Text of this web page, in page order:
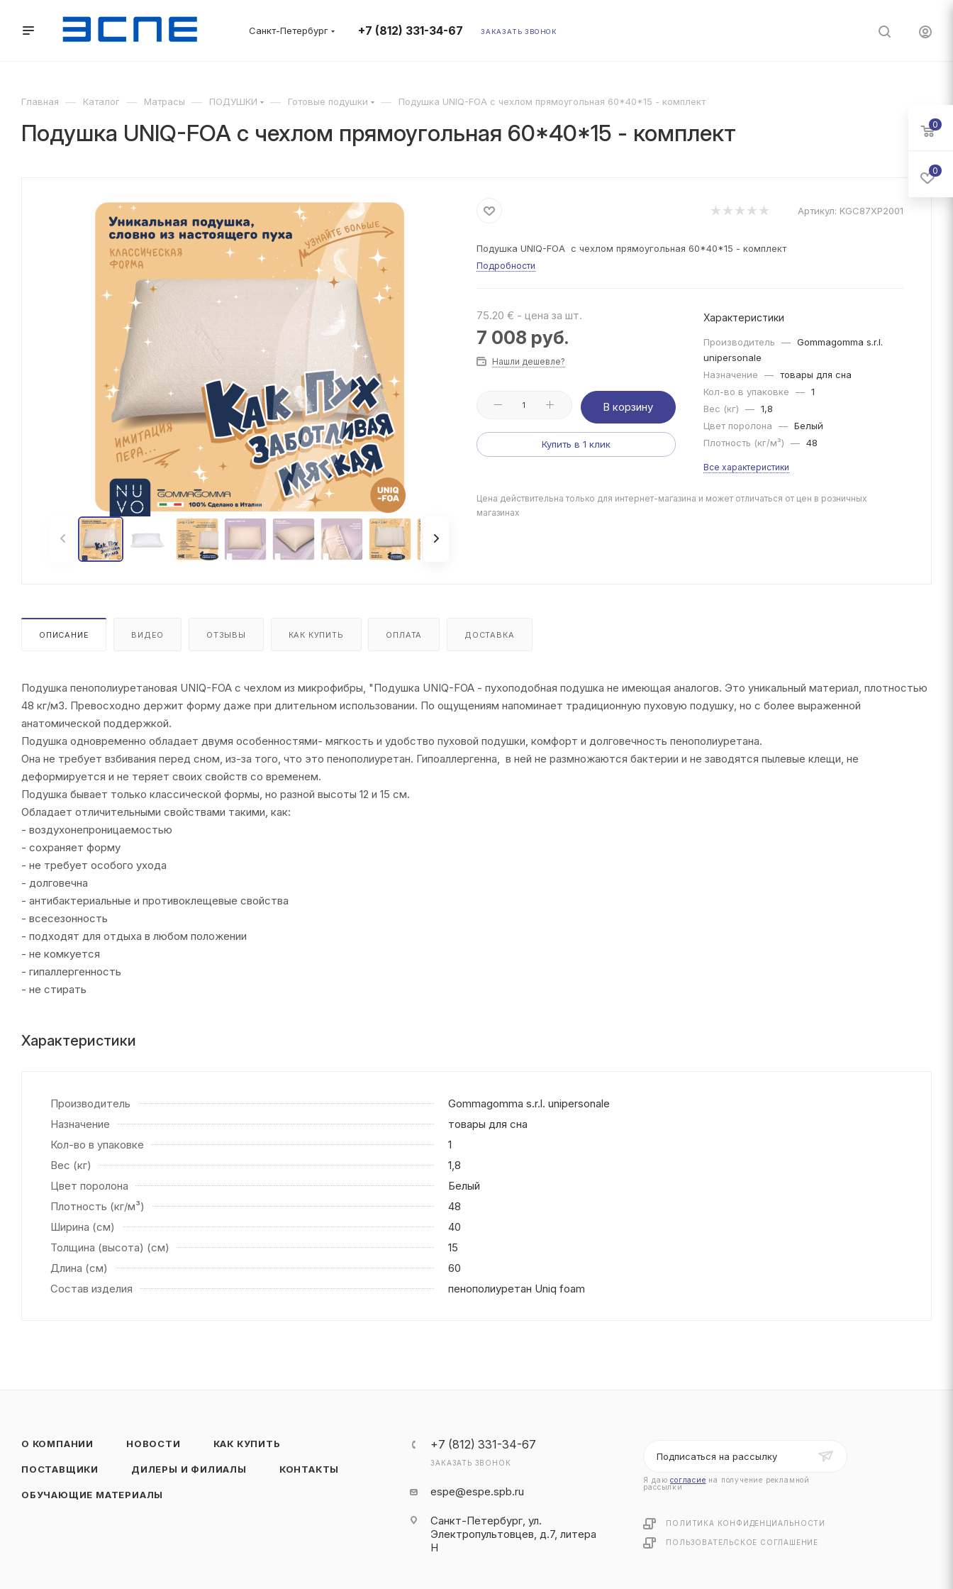
Санкт-Петербург +7 (812) 331-34-67 ЗАКАЗАТЬ ЗВОНОК
Главная — Каталог — Матрасы — ПОДУШКИ — Готовые подушки — Подушка UNIQ-FOA с чехлом прямоугольная 60*40*15 - комплект
Подушка UNIQ-FOA с чехлом прямоугольная 60*40*15 - комплект
Артикул: KGC87XP2001
Подушка UNIQ-FOA с чехлом прямоугольная 60*40*15 - комплект
Подробности
75.20 € - цена за шт.
7 008 руб.
Нашли дешевле?
В корзину
Купить в 1 клик
Характеристики
Производитель — Gommagomma s.r.l.
unipersonale
Назначение
— товары для сна
Кол-во в упаковке
— 1
Вес (кг)
— 1,8
Цвет поролона
— Белый
Плотность (кг/м³)
— 48
Все характеристики
Цена действительна только для интернет-магазина и может отличаться от цен в розничных
магазинах
ОПИСАНИЕ ВИДЕО ОТЗЫВЫ КАК КУПИТЬ ОПЛАТА ДОСТАВКА
Подушка пенополиуретановая UNIQ-FOA с чехлом из микрофибры, "Подушка UNIQ-FOA - пухоподобная подушка не имеющая аналогов. Это уникальный материал, плотностью
48 кг/мЗ. Превосходно держит форму даже при длительном использовании. По ощущениям напоминает традиционную пуховую подушку, но с более выраженной
анатомической поддержкой.
Подушка одновременно обладает двумя особенностями- мягкость и удобство пуховой подушки, комфорт и долговечность пенополиуретана.
Она не требует взбивания перед сном, из-за того, что это пенополиуретан. Гипоаллергенна, в ней не размножаются бактерии и не заводятся пылевые клещи, не
деформируется и не теряет своих свойств со временем.
Подушка бывает только классической формы, но разной высоты 12 и 15 см.
Обладает отличительными свойствами такими, как:
- воздухонепроницаемостью
- сохраняет форму
- не требует особого ухода
- долговечна
- антибактериальные и противоклещевые свойства
- всесезонность
- подходят для отдыха в любом положении
- не комкуется
- гипаллергенность
- не стирать
Характеристики
Производитель
Gommagomma s.r.l. unipersonale
Назначение
товары для сна
Кол-во в упаковке
1
Вес (кг)
1,8
Цвет поролона
Белый
Плотность (кг/м³)
48
Ширина (см)
40
Толщина (высота) (см)
15
Длина (см)
60
Состав изделия
пенополиуретан Uniq foam
О КОМПАНИИ НОВОСТИ КАК КУПИТЬ
ПОСТАВЩИКИ ДИЛЕРЫ И ФИЛИАЛЫ КОНТАКТЫ
ОБУЧАЮЩИЕ МАТЕРИАЛЫ
+7 (812) 331-34-67
ЗАКАЗАТЬ ЗВОНОК
espe@espe.spb.ru
Санкт-Петербург, ул.
Электропультовцев, д.7, литера
Н
Подписаться на рассылку
Я даюсогласие на получение рекламной
рассылки
ПОЛИТИКА КОНФИДЕНЦИАЛЬНОСТИ
ПОЛЬЗОВАТЕЛЬСКОЕ СОГЛАШЕНИЕ
0
0